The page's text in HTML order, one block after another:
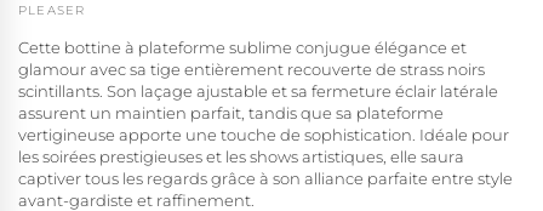
PLEASER
Cette bottine à plateforme sublime conjugue élégance et
glamour avec sa tige entièrement recouverte de strass noirs
scintillants. Son laçage ajustable et sa fermeture éclair latérale
assurent un maintien parfait, tandis que sa plateforme
vertigineuse apporte une touche de sophistication. Idéale pour
les soirées prestigieuses et les shows artistiques, elle saura
captiver tous les regards grâce à son alliance parfaite entre style
avant-gardiste et raffinement.